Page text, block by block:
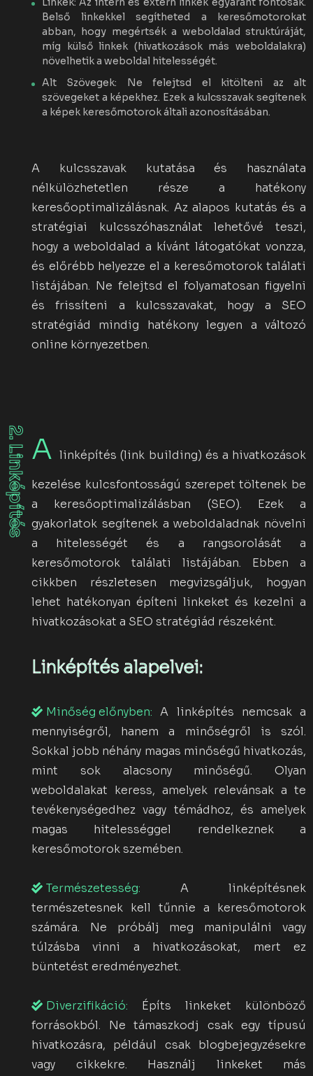
Belső linkekkel segítheted a keresőmotorokat
abban, hogy megértsék a weboldalad struktúráját,
míg külső linkek (hivatkozások más weboldalakra)
növelhetik a weboldal hitelességét.
Alt Szövegek: Ne felejtsd el kitölteni az alt
szövegeket a képekhez. Ezek a kulcsszavak segítenek
a képek keresőmotorok általi azonosításában.
A kulcsszavak kutatása és használata
nélkülözhetetlen része a hatékony
keresőoptimalizálásnak. Az alapos kutatás és a
stratégiai kulcsszóhasználat lehetővé teszi,
hogy a weboldalad a kívánt látogatókat vonzza,
és előrébb helyezze el a keresőmotorok találati
listájában. Ne felejtsd el folyamatosan figyelni
és frissíteni a kulcsszavakat, hogy a SEO
stratégiád mindig hatékony legyen a változó
online környezetben.
2. LinképítésA linképítés (link building) és a hivatkozások
kezelése kulcsfontosságú szerepet töltenek be
a keresőoptimalizálásban (SEO). Ezek a
gyakorlatok segítenek a weboldaladnak növelni
a hitelességét és a rangsorolását a
keresőmotorok találati listájában. Ebben a
cikkben részletesen megvizsgáljuk, hogyan
lehet hatékonyan építeni linkeket és kezelni a
hivatkozásokat a SEO stratégiád részeként.
Linképítés alapelvei:
Minőség előnyben: A linképítés nemcsak a
mennyiségről, hanem a minőségről is szól.
Sokkal jobb néhány magas minőségű hivatkozás,
mint sok alacsony minőségű. Olyan
weboldalakat keress, amelyek relevánsak a te
tevékenységedhez vagy témádhoz, és amelyek
magas hitelességgel rendelkeznek a
keresőmotorok szemében.
Természetesség: A linképítésnek
természetesnek kell tűnnie a keresőmotorok
számára. Ne próbálj meg manipulálni vagy
túlzásba vinni a hivatkozásokat, mert ez
büntetést eredményezhet.
Diverzifikáció: Építs linkeket különböző
forrásokból. Ne támaszkodj csak egy típusú
hivatkozásra, például csak blogbejegyzésekre
vagy cikkekre. Használj linkeket más